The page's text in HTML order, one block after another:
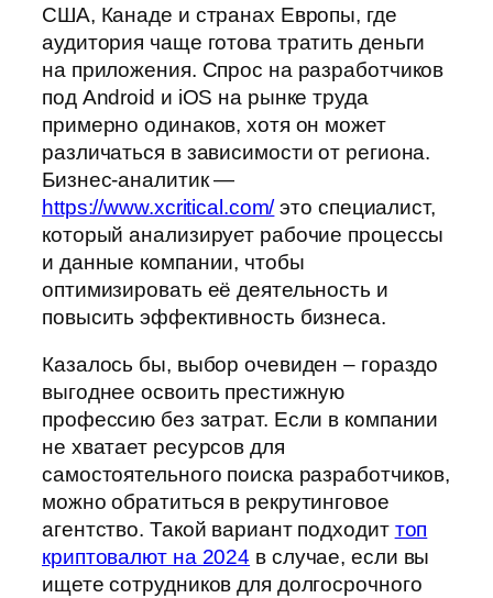
США, Канаде и странах Европы, где
аудитория чаще готова тратить деньги
на приложения. Спрос на разработчиков
под Android и iOS на рынке труда
примерно одинаков, хотя он может
различаться в зависимости от региона.
Бизнес-аналитик —
https://www.xcritical.com/это специалист,
который анализирует рабочие процессы
и данные компании, чтобы
оптимизировать её деятельность и
повысить эффективность бизнеса.
Казалось бы, выбор очевиден – гораздо
выгоднее освоить престижную
профессию без затрат. Если в компании
не хватает ресурсов для
самостоятельного поиска разработчиков,
можно обратиться в рекрутинговое
агентство. Такой вариант подходит топ
криптовалют на 2024 в случае, если вы
ищете сотрудников для долгосрочного